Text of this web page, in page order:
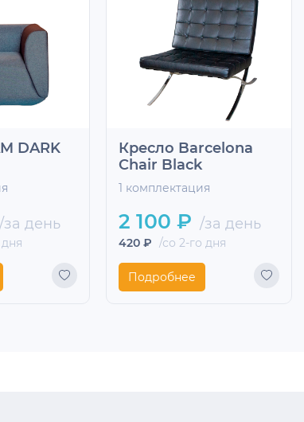
DARK
/за день
Кресло Barcelona
Chair Black
1 комплектация
2 100 ₽ /за день
420 ₽ /со 2-го дня
Подробнее